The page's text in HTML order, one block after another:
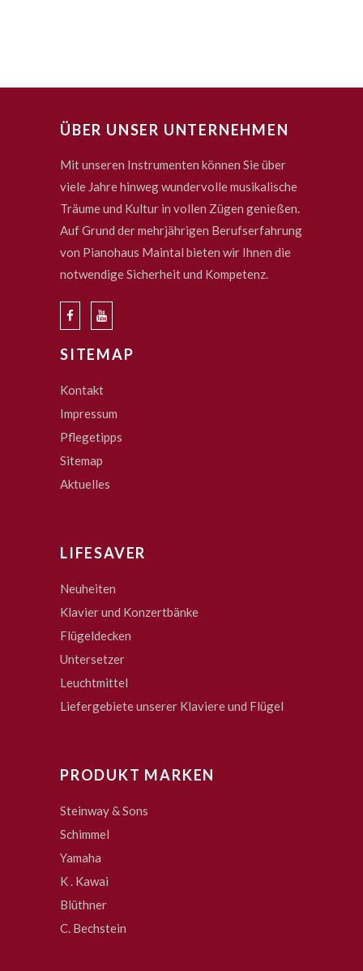
ÜBER UNSER UNTERNEHMEN
Mit unseren Instrumenten können Sie über
viele Jahre hinweg wundervolle musikalische
Träume und Kultur in vollen Zügen genießen.
Auf Grund der mehrjährigen Berufserfahrung
von Pianohaus Maintal bieten wir Ihnen die
notwendige Sicherheit und Kompetenz.
SITEMAP
Kontakt
Impressum
Pflegetipps
Sitemap
Aktuelles
LIFESAVER
Neuheiten
Klavier und Konzertbänke
Flügeldecken
Untersetzer
Leuchtmittel
Liefergebiete unserer Klaviere und Flügel
PRODUKT MARKEN
Steinway & Sons
Schimmel
Yamaha
K . Kawai
Blüthner
C. Bechstein